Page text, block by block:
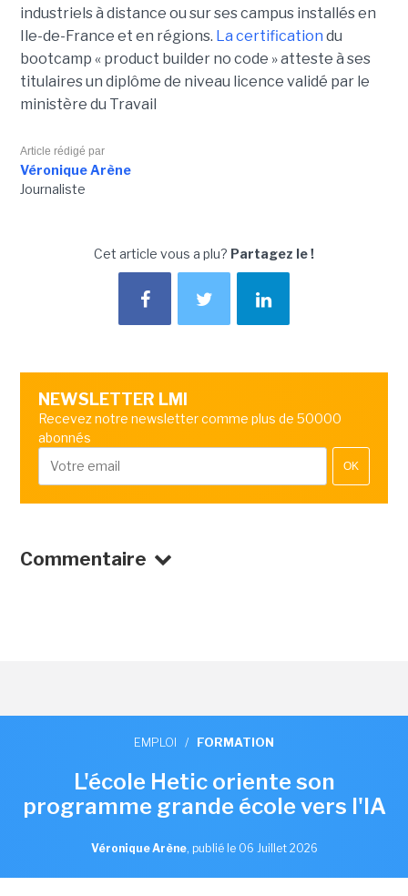
industriels à distance ou sur ses campus installés en
Ile-de-France et en régions. La certification du
bootcamp « product builder no code » atteste à ses
titulaires un diplôme de niveau licence validé par le
ministère du Travail
Article rédigé par
Véronique Arène
Journaliste
Cet article vous a plu? Partagez le !
NEWSLETTER LMI
Recevez notre newsletter comme plus de 50000
abonnés
OK
Commentaire
EMPLOI / FORMATION
L'école Hetic oriente son
programme grande école vers l'IA
Véronique Arène, publié le 06 Juillet 2026